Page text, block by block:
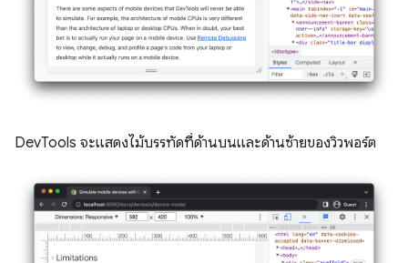
DevTools จะแสดงไม้บรรทัดที่ด้านบนและด้านซ้ายของวิวพอร์ต